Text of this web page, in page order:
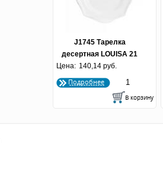
J1745 Тарелка
десертная LOUISA 21
см.
Цена: 140,14 руб.
Подробнее